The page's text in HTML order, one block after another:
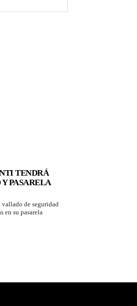
TENDRÁ
PASARELA
de seguridad
en su pasarela